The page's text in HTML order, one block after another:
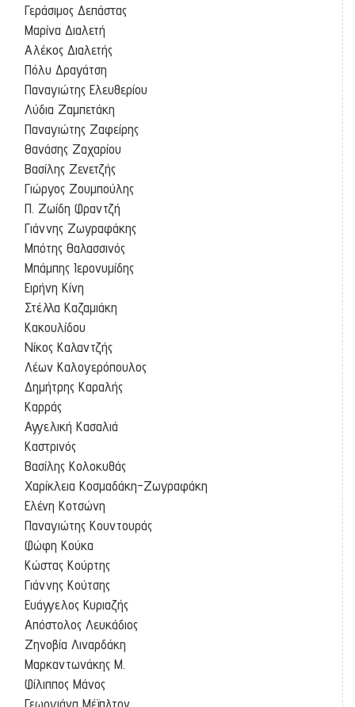
Γεράσιμος Δεπάστας
Μαρίνα Διαλετή
Αλέκος Διαλετής
Πόλυ Δραγάτση
Παναγιώτης Ελευθερίου
Λύδια Ζαμπετάκη
Παναγιώτης Ζαφείρης
Θανάσης Ζαχαρίου
Βασίλης Ζενετζής
Γιώργος Ζουμπούλης
Π. Ζωίδη Φραντζή
Γιάννης Ζωγραφάκης
Μπότης Θαλασσινός
Μπάμπης Ιερονυμίδης
Ειρήνη Κίνη
Στέλλα Καζαμιάκη
Κακουλίδου
Νίκος Καλαντζής
Λέων Καλογερόπουλος
Δημήτρης Καραλής
Καρράς
Αγγελική Κασαλιά
Καστρινός
Βασίλης Κολοκυθάς
Χαρίκλεια Κοσμαδάκη-Ζωγραφάκη
Ελένη Κοτσώνη
Παναγιώτης Κουντουράς
Φώφη Κούκα
Κώστας Κούρτης
Γιάννης Κούτσης
Ευάγγελος Κυριαζής
Απόστολος Λευκάδιος
Ζηνοβία Λιναρδάκη
Μαρκαντωνάκης Μ.
Φίλιππος Μάνος
Γεωργιάνα Μέϊπλτον